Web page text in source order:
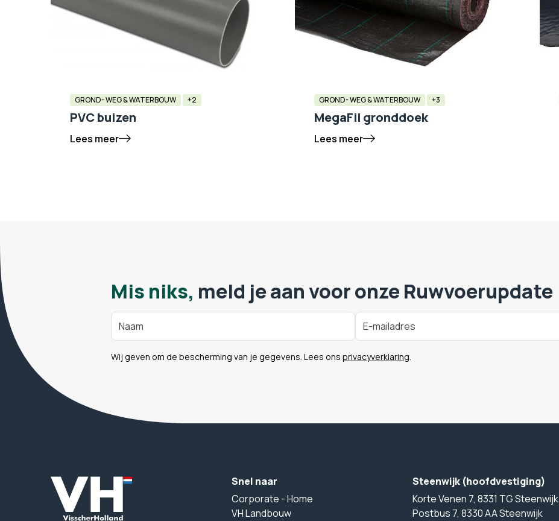
GROND- WEG & WATERBOUW +2
PVC buizen
Lees meer
GROND- WEG & WATERBOUW +3
MegaFil gronddoek
Lees meer
Mis niks, meld je aan voor onze Ruwvoerupdate
Wij geven om de bescherming van je gegevens. Lees ons privacyverklaring.
Snel naar
Corporate - Home
VH Landbouw
Steenwijk (hoofdvestiging)
Korte Venen 7, 8331 TG Steenwijk
Postbus 7, 8330 AA Steenwijk